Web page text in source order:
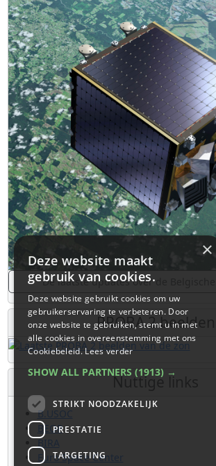
De laatste updates over de
PROBA 2 beelden
Nuttige links
B.USOC
BEOP
BIRA
Euro Space Center
×
Deze website maakt
gebruik van cookies.
Deze website gebruikt cookies om uw
gebruikerservaring te verbeteren. Door
onze website te gebruiken, stemt u in met
alle cookies in overeenstemming met ons
Cookiebeleid.Lees verder
SHOW ALL PARTNERS (1913) →
STRIKT NOODZAKELIJK
PRESTATIE
TARGETING